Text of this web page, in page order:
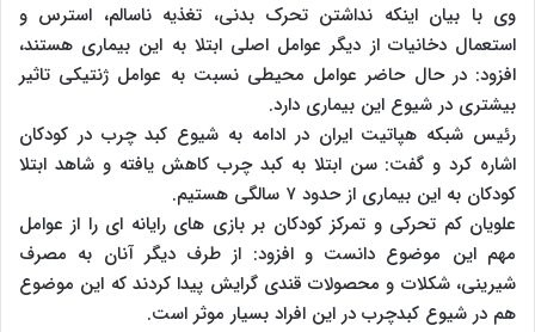
وی با بیان اینکه نداشتن تحرک بدنی، تغذیه ناسالم، استرس و
استعمال دخانیات از دیگر عوامل اصلی ابتلا به این بیماری هستند،
افزود: در حال حاضر عوامل محیطی نسبت به عوامل ژنتیکی تاثیر
بیشتری در شیوع این بیماری دارد.
رئیس شبکه هپاتیت ایران در ادامه به شیوع کبد چرب در کودکان
اشاره کرد و گفت: سن ابتلا به کبد چرب کاهش یافته و شاهد ابتلا
کودکان به این بیماری از حدود ۷ سالگی هستیم.
علویان کم تحرکی و تمرکز کودکان بر بازی های رایانه ای را از عوامل
مهم این موضوع دانست و افزود: از طرف دیگر آنان به مصرف
شیرینی، شکلات و محصولات قندی گرایش پیدا کردند که این موضوع
هم در شیوع کبدچرب در این افراد بسیار موثر است.